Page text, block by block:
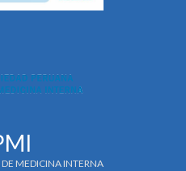
MEDICINA INTERNA